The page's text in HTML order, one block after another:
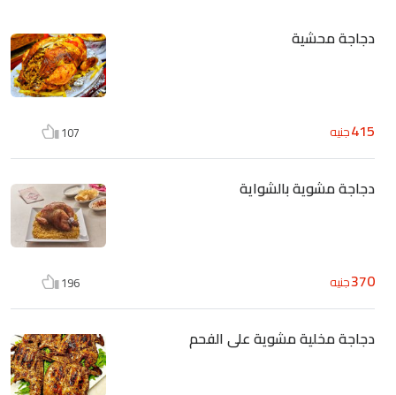
دجاجة محشية
415جنيه 107
دجاجة مشوية بالشواية
370جنيه 196
دجاجة مخلية مشوية على الفحم